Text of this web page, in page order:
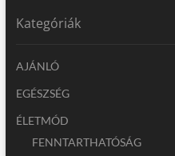
Kategóriák
AJÁNLÓ
EGÉSZSÉG
ÉLETMÓD
FENNTARTHATÓSÁG